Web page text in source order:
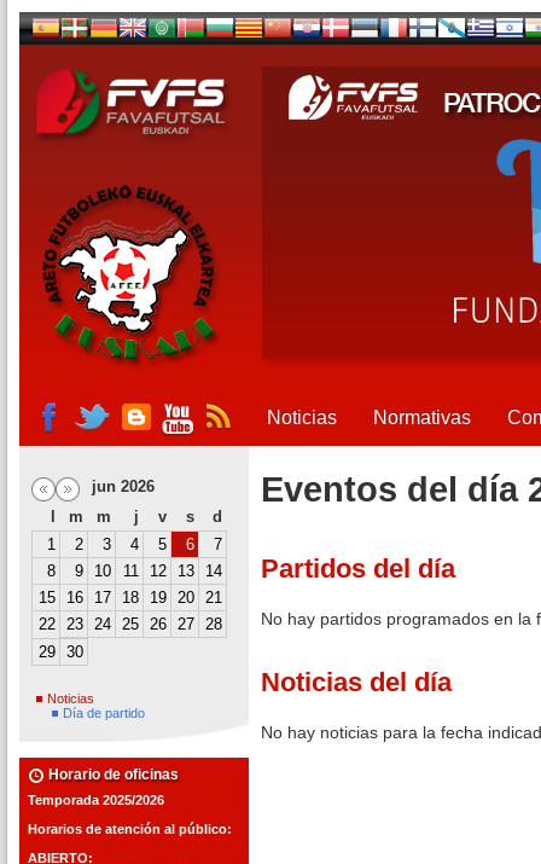
Noticias Normativas
jun 2026
m m j v s
d
1
2 3 4 5 6
7
8
9 10 11 12 13
14
15
16 17 18 19 20 21
22 23 24 25 26 27 28
29 30
Noticias
Día de partido
Horario de oficinas
Temporada 2025/2026
Horarios de atención al público:
ABIERTO:
Eventos del día
Partidos del día
No hay partidos programados en la
Noticias del día
No hay noticias para la fecha